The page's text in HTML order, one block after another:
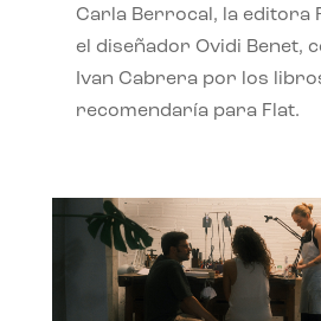
Carla Berrocal, la editora
el diseñador Ovidi Benet,
Ivan Cabrera por los
recomendaría para Flat.